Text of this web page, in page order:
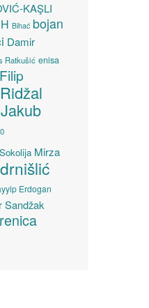
KAŞLI
Bihać bojan
Damir
Ratkušić enisa
Filip
Jakub
Mirza
Erdogan
Sandžak